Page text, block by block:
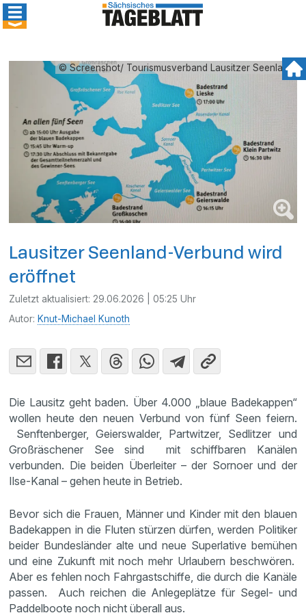
© Screenshot/ Tourismusverband Lausitzer Seenland
Lausitzer Seenland-Verbund wird
eröffnet
Zuletzt aktualisiert: 29.06.2026 | 05:25 Uhr
Autor: Knut-Michael Kunoth
Die Lausitz geht baden. Über 4.000 „blaue Badekappen“
wollen heute den neuen Verbund von fünf Seen feiern.
Senftenberger, Geierswalder, Partwitzer, Sedlitzer und
Großräschener See sind mit schiffbaren Kanälen
verbunden. Die beiden Überleiter – der Sornoer und der
Ilse-Kanal – gehen heute in Betrieb.
Bevor sich die Frauen, Männer und Kinder mit den blauen
Badekappen in die Fluten stürzen dürfen, werden Politiker
beider Bundesländer alte und neue Superlative bemühen
und eine Zukunft mit noch mehr Urlaubern beschwören.
Aber es fehlen noch Fahrgastschiffe, die durch die Kanäle
passen. Auch reichen die Anlegeplätze für Segel- und
Paddelboote noch nicht überall aus.